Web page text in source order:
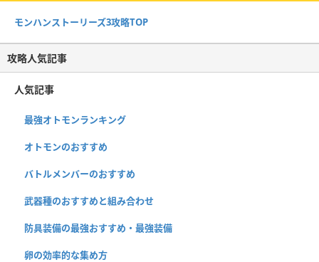
モンハンストーリーズ3攻略TOP
攻略人気記事
人気記事
最強オトモンランキング
オトモンのおすすめ
バトルメンバーのおすすめ
武器種のおすすめと組み合わせ
防具装備の最強おすすめ・最強装備
卵の効率的な集め方